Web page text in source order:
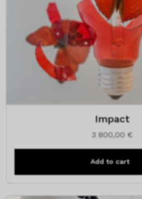
Impact
3 800,00 €
Add to cart